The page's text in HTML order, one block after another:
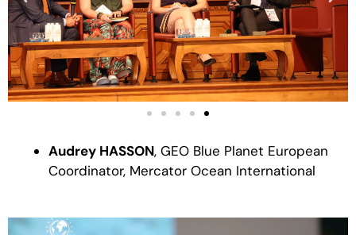
Audrey HASSON, GEO Blue Planet European
Coordinator, Mercator Ocean International